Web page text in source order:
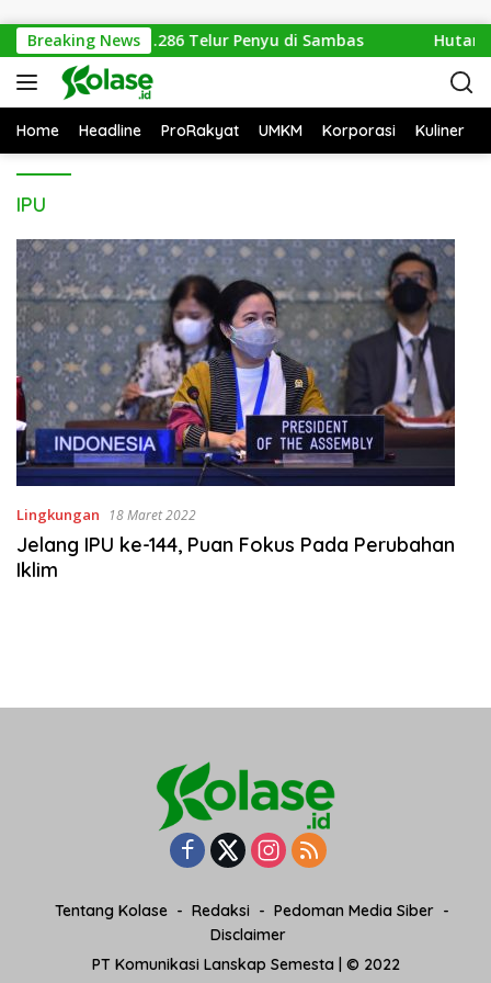
Breaking News
Amankan 1.286 Telur Penyu di Sambas Hutan
Home Headline ProRakyat UMKM Korporasi Kuliner
IPU
Lingkungan 18 Maret 2022
Jelang IPU ke-144, Puan Fokus Pada Perubahan
Iklim
Tentang Kolase Redaksi
Pedoman Media Siber
Disclaimer
PT Komunikasi Lanskap Semesta | © 2022